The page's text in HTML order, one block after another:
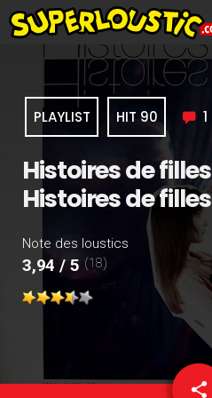
PLAYLIST HIT 90 1
Histoires de filles
Histoires de filles
Note des loustics
3,94 / 5 (18)
share
email